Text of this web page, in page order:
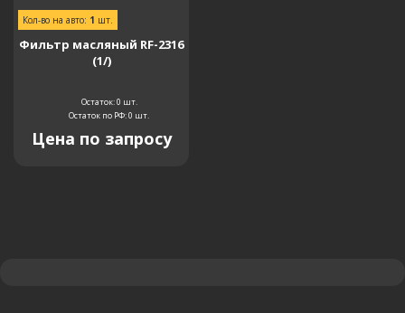
Кол-во на авто: 1 шт.
Фильтр масляный RF-2316
(1/)
Остаток: 0 шт.
Остаток по РФ: 0 шт.
Цена по запросу